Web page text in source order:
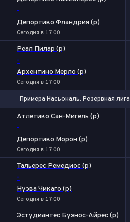
-
Депортиво Фландрия (р)
Сегодня в 17:00
Реал Пилар (р)
-
Архентино Мерло (р)
Сегодня в 17:00
Примера Насьональ. Резервная лига
Атлетико Сан-Мигель (р)
-
Депортиво Морон (р)
Сегодня в 17:00
Тальерес Ремедиос (р)
-
Нуэва Чикаго (р)
Сегодня в 17:00
Эстудиантес Буэнос-Айрес (р)